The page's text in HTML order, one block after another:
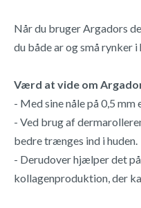
Når du bruger Argadors
du både ar og små rynker i
Værd at vide om
- Med sine nåle på 0,5
- Ved brug af
bedre trænges ind i huden.
- Derudover hjælper det
kollagenproduktion, der